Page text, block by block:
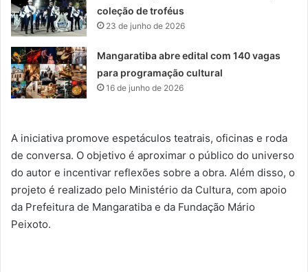
coleção de troféus
23 de junho de 2026
Mangaratiba abre edital com 140 vagas
para programação cultural
16 de junho de 2026
A iniciativa promove espetáculos teatrais, oficinas e roda
de conversa. O objetivo é aproximar o público do universo
do autor e incentivar reflexões sobre a obra. Além disso, o
projeto é realizado pelo Ministério da Cultura, com apoio
da Prefeitura de Mangaratiba e da Fundação Mário
Peixoto.